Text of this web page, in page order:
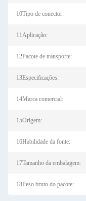
10Tipo de conector:
11Aplicação:
12Pacote de transporte:
13Especificações:
14Marca comercial:
15Origem:
16Habilidade da fonte:
17Tamanho da embalagem:
18Peso bruto do pacote: